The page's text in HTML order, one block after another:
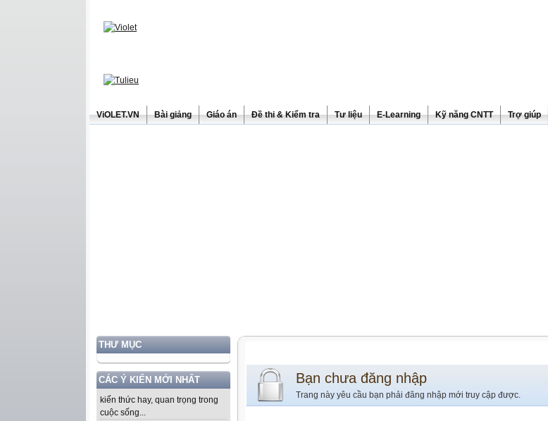
ViOLET.VN Bài giảng Giáo án Đề thi & Kiểm tra Tư liệu E-Learning Kỹ năng CNTT Trợ giúp
THƯ MỤC
CÁC Ý KIẾN MỚI NHẤT
kiến thức hay, quan trọng trong
cuộc sống...
Bạn chưa đăng nhập
Trang này yêu cầu bạn phải đăng nhập mới truy cập được.